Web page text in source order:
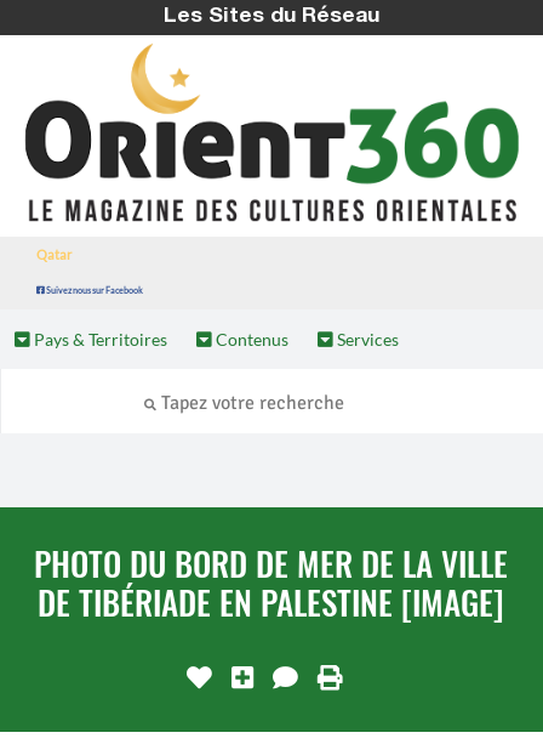
Les Sites du Réseau
Qatar
Suivez nous sur Facebook
Pays & Territoires Contenus Services
PHOTO DU BORD DE MER DE LA VILLE
DE TIBÉRIADE EN PALESTINE [IMAGE]